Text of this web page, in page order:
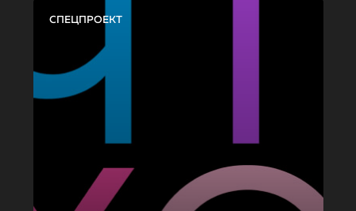
СПЕЦПРОЕКТ